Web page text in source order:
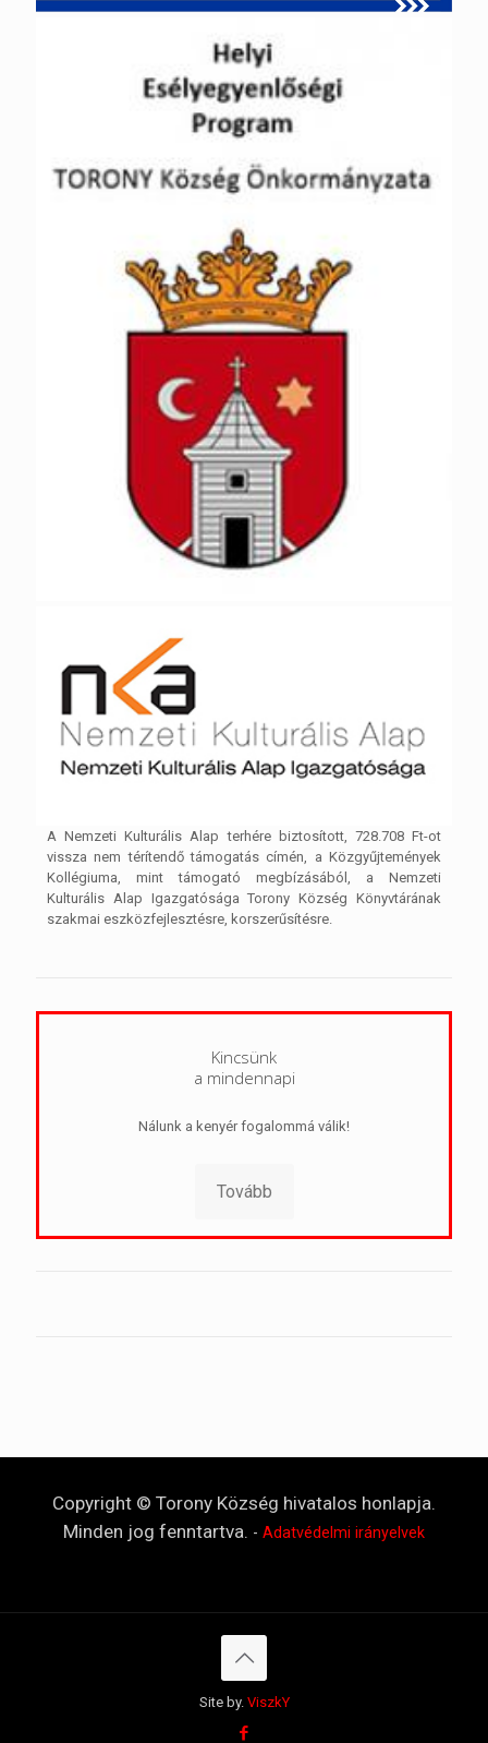
A Nemzeti Kulturális Alap terhére biztosított, 728.708 Ft-ot
vissza nem térítendő támogatás címén, a Közgyűjtemények
Kollégiuma, mint támogató megbízásából, a Nemzeti
Kulturális Alap Igazgatósága Torony Község Könyvtárának
szakmai eszközfejlesztésre, korszerűsítésre.
Kincsünk
a mindennapi
Nálunk a kenyér fogalommá válik!
Tovább
Copyright © Torony Község hivatalos honlapja.
Minden jog fenntartva. - Adatvédelmi irányelvek
Site by. ViszkY